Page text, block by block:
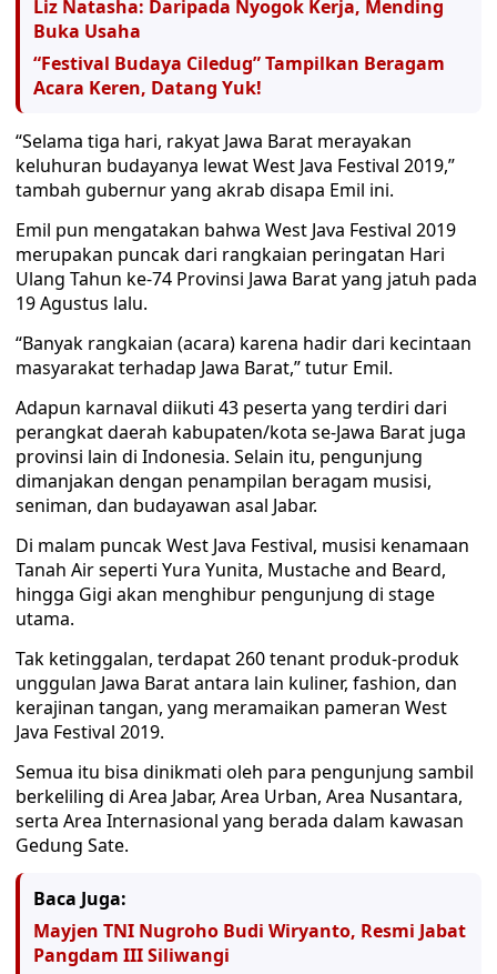
Liz Natasha: Daripada Nyogok Kerja, Mending
Buka Usaha
“Festival Budaya Ciledug” Tampilkan Beragam
Acara Keren, Datang Yuk!
“Selama tiga hari, rakyat Jawa Barat merayakan
keluhuran budayanya lewat West Java Festival 2019,”
tambah gubernur yang akrab disapa Emil ini.
Emil pun mengatakan bahwa West Java Festival 2019
merupakan puncak dari rangkaian peringatan Hari
Ulang Tahun ke-74 Provinsi Jawa Barat yang jatuh pada
19 Agustus lalu.
“Banyak rangkaian (acara) karena hadir dari kecintaan
masyarakat terhadap Jawa Barat,” tutur Emil.
Adapun karnaval diikuti 43 peserta yang terdiri dari
perangkat daerah kabupaten/kota se-Jawa Barat juga
provinsi lain di Indonesia. Selain itu, pengunjung
dimanjakan dengan penampilan beragam musisi,
seniman, dan budayawan asal Jabar.
Di malam puncak West Java Festival, musisi kenamaan
Tanah Air seperti Yura Yunita, Mustache and Beard,
hingga Gigi akan menghibur pengunjung di stage
utama.
Tak ketinggalan, terdapat 260 tenant produk-produk
unggulan Jawa Barat antara lain kuliner, fashion, dan
kerajinan tangan, yang meramaikan pameran West
Java Festival 2019.
Semua itu bisa dinikmati oleh para pengunjung sambil
berkeliling di Area Jabar, Area Urban, Area Nusantara,
serta Area Internasional yang berada dalam kawasan
Gedung Sate.
Baca Juga:
Mayjen TNI Nugroho Budi Wiryanto, Resmi Jabat
Pangdam III Siliwangi